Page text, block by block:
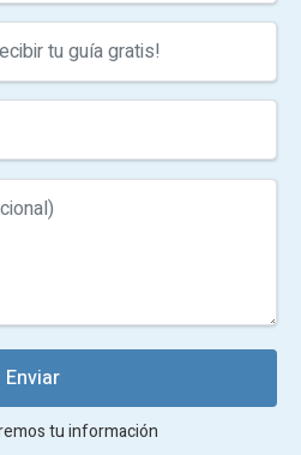
Enviar
tu información